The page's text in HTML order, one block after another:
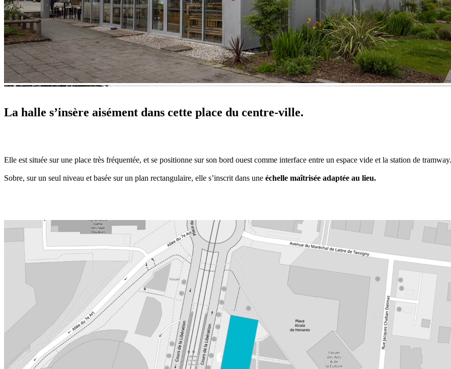
La halle s’insère aisément dans cette place du centre-ville.
Elle est située sur une place très fréquentée, et se positionne sur son bord ouest comme interface entre un espace vide et la station de tramway.
Sobre, sur un seul niveau et basée sur un plan rectangulaire, elle s’inscrit dans une échelle maîtrisée adaptée au lieu.